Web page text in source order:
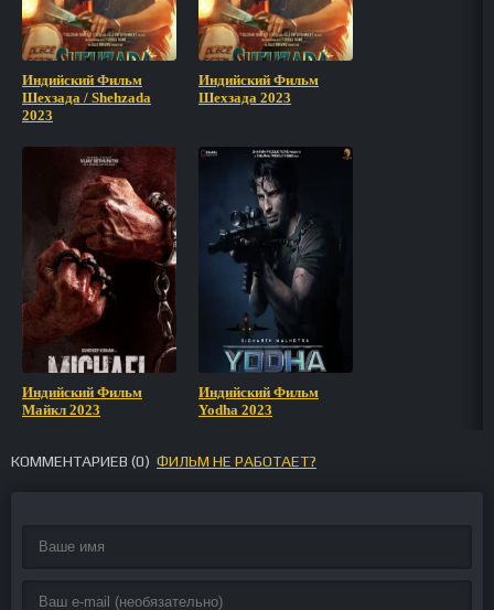
Индийский Фильм
Шехзада / Shehzada
2023
Индийский Фильм
Шехзада 2023
Индийский Фильм
Майкл 2023
Индийский Фильм
Yodha 2023
КОММЕНТАРИЕВ (0) ФИЛЬМ НЕ РАБОТАЕТ?